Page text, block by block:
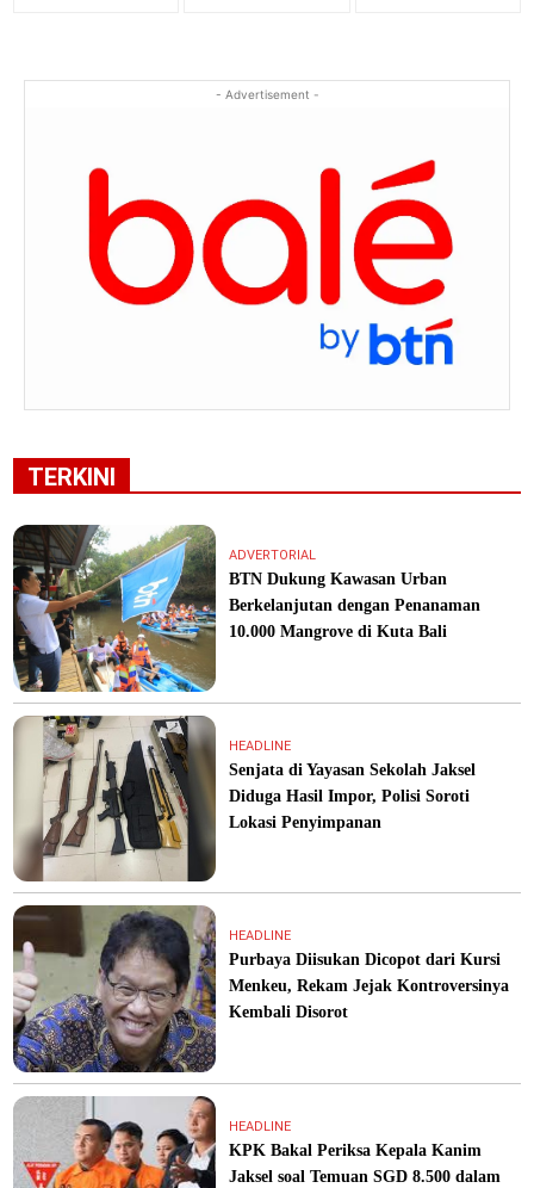
- Advertisement -
TERKINI
ADVERTORIAL
BTN Dukung Kawasan Urban
Berkelanjutan dengan Penanaman
10.000 Mangrove di Kuta Bali
HEADLINE
Senjata di Yayasan Sekolah Jaksel
Diduga Hasil Impor, Polisi Soroti
Lokasi Penyimpanan
HEADLINE
Purbaya Diisukan Dicopot dari Kursi
Menkeu, Rekam Jejak Kontroversinya
Kembali Disorot
HEADLINE
KPK Bakal Periksa Kepala Kanim
Jaksel soal Temuan SGD 8.500 dalam